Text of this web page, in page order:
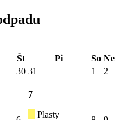
Št Pi So Ne
30 31 1 2
7
Plasty